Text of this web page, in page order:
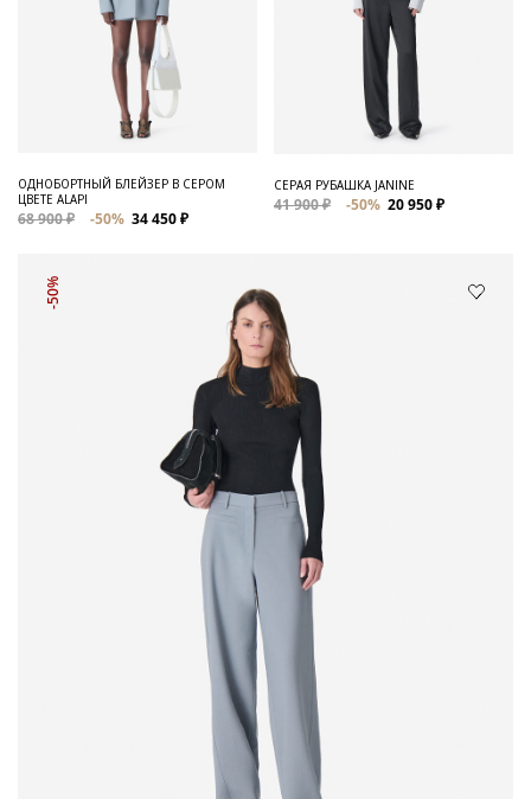
ОДНОБОРТНЫЙ БЛЕЙЗЕР В СЕРОМ
ЦВЕТЕ ALAPI
68 900 ₽ -50% 34 450 ₽
СЕРАЯ РУБАШКА JANINE
41 900 ₽ -50% 20 950 ₽
-50%